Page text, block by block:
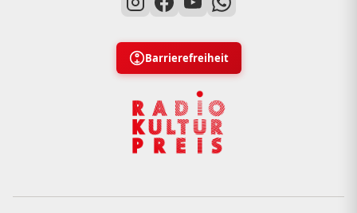
Barrierefreiheit